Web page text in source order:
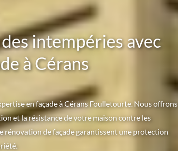
intempéries avec
à Cérans
en façade à Cérans Foulletourte. Nous offrons
et la résistance de votre maison contre les
rénovation de façade garantissent une protection